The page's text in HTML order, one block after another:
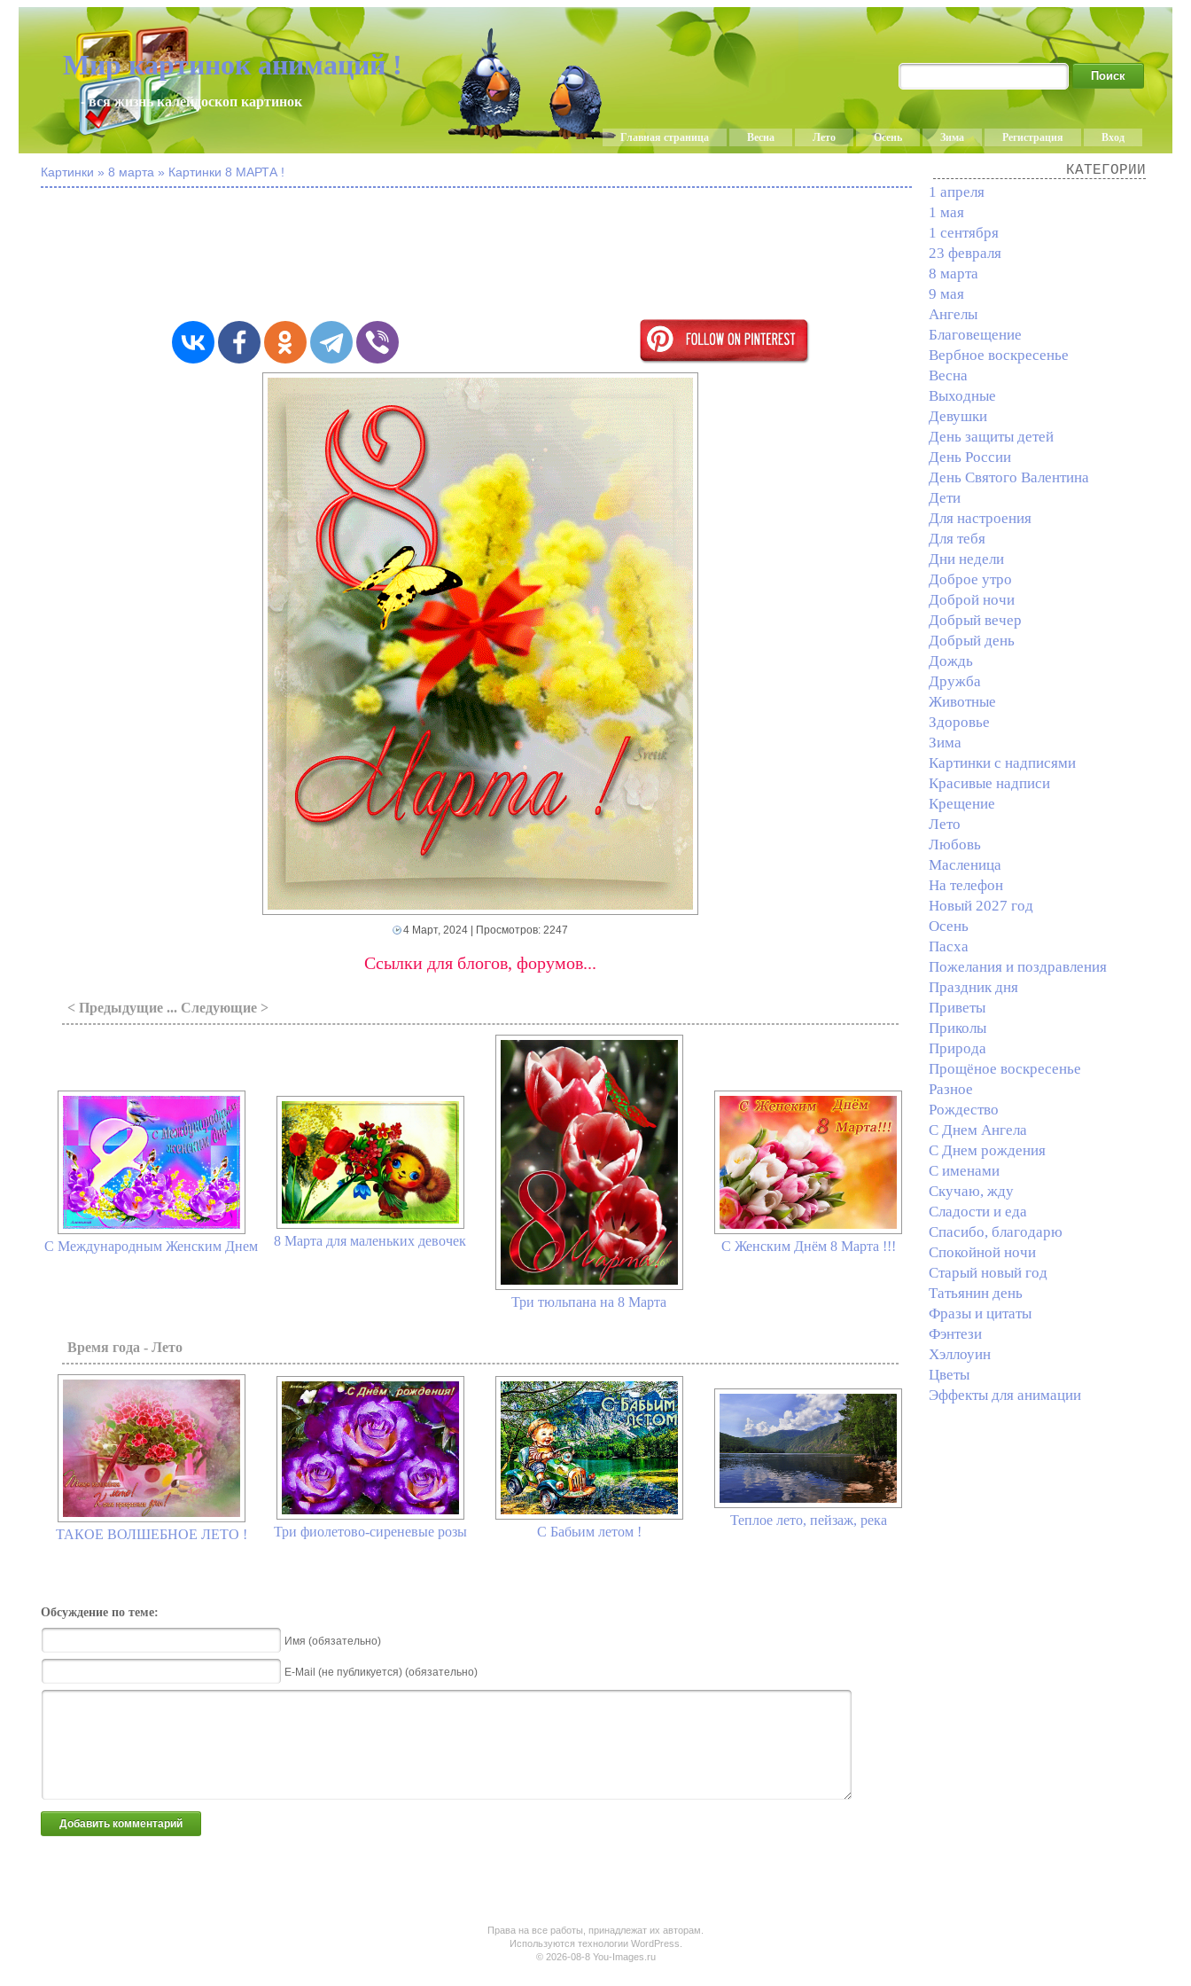
Мир картинок анимаций !
- вся жизнь калейдоскоп картинок
Главная страница Весна Лето Осень Зима Регистрация Вход
Картинки » 8 марта » Картинки 8 МАРТА !
4 Март, 2024| Просмотров: 2247
Ссылки для блогов, форумов...
< Предыдущие ... Следующие >
С Международным Женским Днем 8 Марта для маленьких девочек
Три тюльпана на 8 Марта
С Женским Днём 8 Марта !!!
Время года - Лето
ТАКОЕ ВОЛШЕБНОЕ ЛЕТО ! Три фиолетово-сиреневые розы С Бабьим летом !
Теплое лето, пейзаж, река
Обсуждение по теме:
Имя (обязательно)
E-Mail (не публикуется) (обязательно)
КАТЕГОРИИ
1 апреля
1 мая
1 сентября
23 февраля
8 марта
9 мая
Ангелы
Благовещение
Вербное воскресенье
Весна
Выходные
Девушки
День защиты детей
День России
День Святого Валентина
Дети
Для настроения
Для тебя
Дни недели
Доброе утро
Доброй ночи
Добрый вечер
Добрый день
Дождь
Дружба
Животные
Здоровье
Зима
Картинки с надписями
Красивые надписи
Крещение
Лето
Любовь
Масленица
На телефон
Новый 2027 год
Осень
Пасха
Пожелания и поздравления
Праздник дня
Приветы
Приколы
Природа
Прощёное воскресенье
Разное
Рождество
С Днем Ангела
С Днем рождения
С именами
Скучаю, жду
Сладости и еда
Спасибо, благодарю
Спокойной ночи
Старый новый год
Татьянин день
Фразы и цитаты
Фэнтези
Хэллоуин
Цветы
Эффекты для анимации
Права на все работы, принадлежат их авторам.
Используются технологии WordPress.
© 2026-08-8 You-Images.ru